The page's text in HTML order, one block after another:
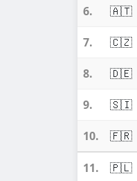
6. 🇦🇹
7. 🇨🇿
8. 🇩🇪
9. 🇸🇮
10. 🇫🇷
11. 🇵🇱